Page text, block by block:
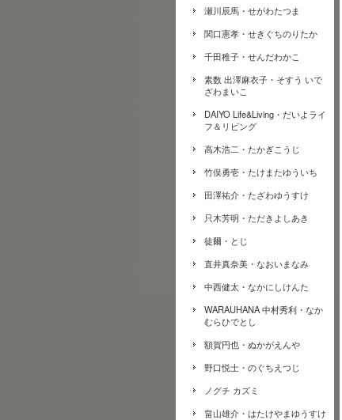
瀬川辰馬・せがわたつま
関口憲孝・せきぐちのりたか
千田稚子・せんだわかこ
素数 出澤麻衣子・そすう いで
ざわまいこ
DAIYO Life&Living・だいよライ
フ＆リビング
高木浩二・たかぎこうじ
竹俣勇壱・たけまたゆういち
田澤祐介・たざわゆうすけ
只木芳明・ただきよしあき
徒爾・とじ
直井真奈美・なおいまなみ
中西健太・なかにしけんた
WARAUHANA 中村秀利・なか
むらひでとし
額賀円也・ぬかがえんや
野口悦士・のぐちえつじ
ノグチ カズミ
畠山雄介・はたけやまゆうすけ